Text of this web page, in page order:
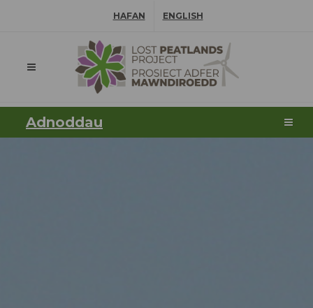
HAFAN ENGLISH
Adnoddau